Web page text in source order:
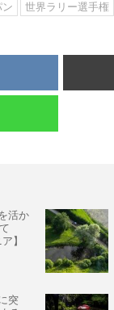
世界ラリー選手権
活か
】
突